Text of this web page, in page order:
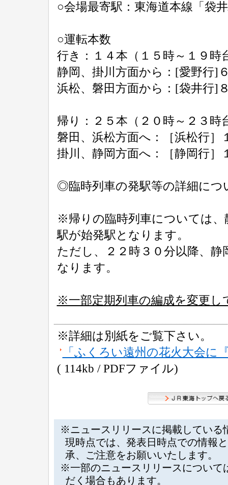
○会場最寄駅：東海道本線「袋
○運転本数
行き：１４本（１５時～１９時
静岡、掛川方面から：[愛野行]
浜松、磐田方面から：[袋井行]
帰り：２５本（２０時～２３時
磐田、浜松方面へ：［浜松行］
掛川、静岡方面へ：［静岡行］
◎臨時列車の発駅等の詳細に
※帰りの臨時列車については、
駅が始発駅となります。
ただし、２２時３０分以降、
なります。
※一部定期列車の編成を変更し
※詳細は別紙をご覧下さい。
「ふくろい遠州の花火大会に
( 114kb / PDFファイル)
※ニュースリリースに掲載している
現時点では、発表日時点での情報
承、ご注意をお願いいたします。
※一部のニュースリリースについて
だく場合もあります。